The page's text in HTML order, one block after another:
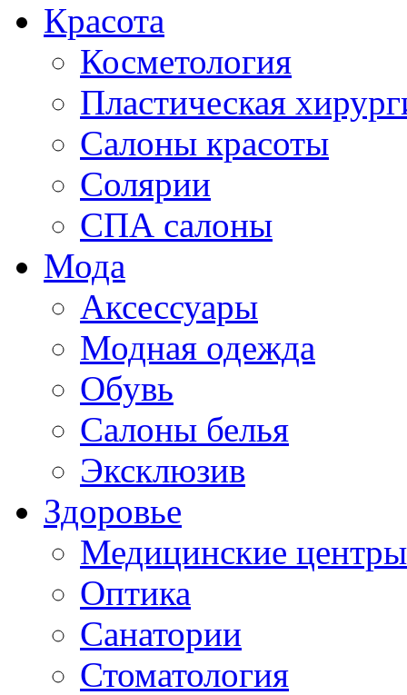
Красота
Косметология
Пластическая
Салоны красоты
Солярии
СПА салоны
Мода
Аксессуары
Модная одежда
Обувь
Салоны белья
Эксклюзив
Здоровье
Медицинские центры
Оптика
Санатории
Стоматология